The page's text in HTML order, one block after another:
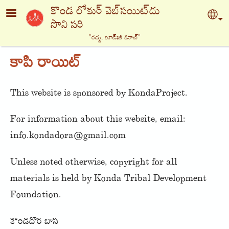
Skip to main contentకొండ లోకుర్ వెబ్‍సయిట్‍దు
సొని సరి
"రద్దు, కూడ్ఃజి కినాట్‍"
కాపి రాయిట్
This website is sponsored by KondaProject.
For information about this website, email:
info.kondadora@gmail.com
Unless noted otherwise, copyright for all
materials is held by Konda Tribal Development
Foundation.
కొండదొర బాస